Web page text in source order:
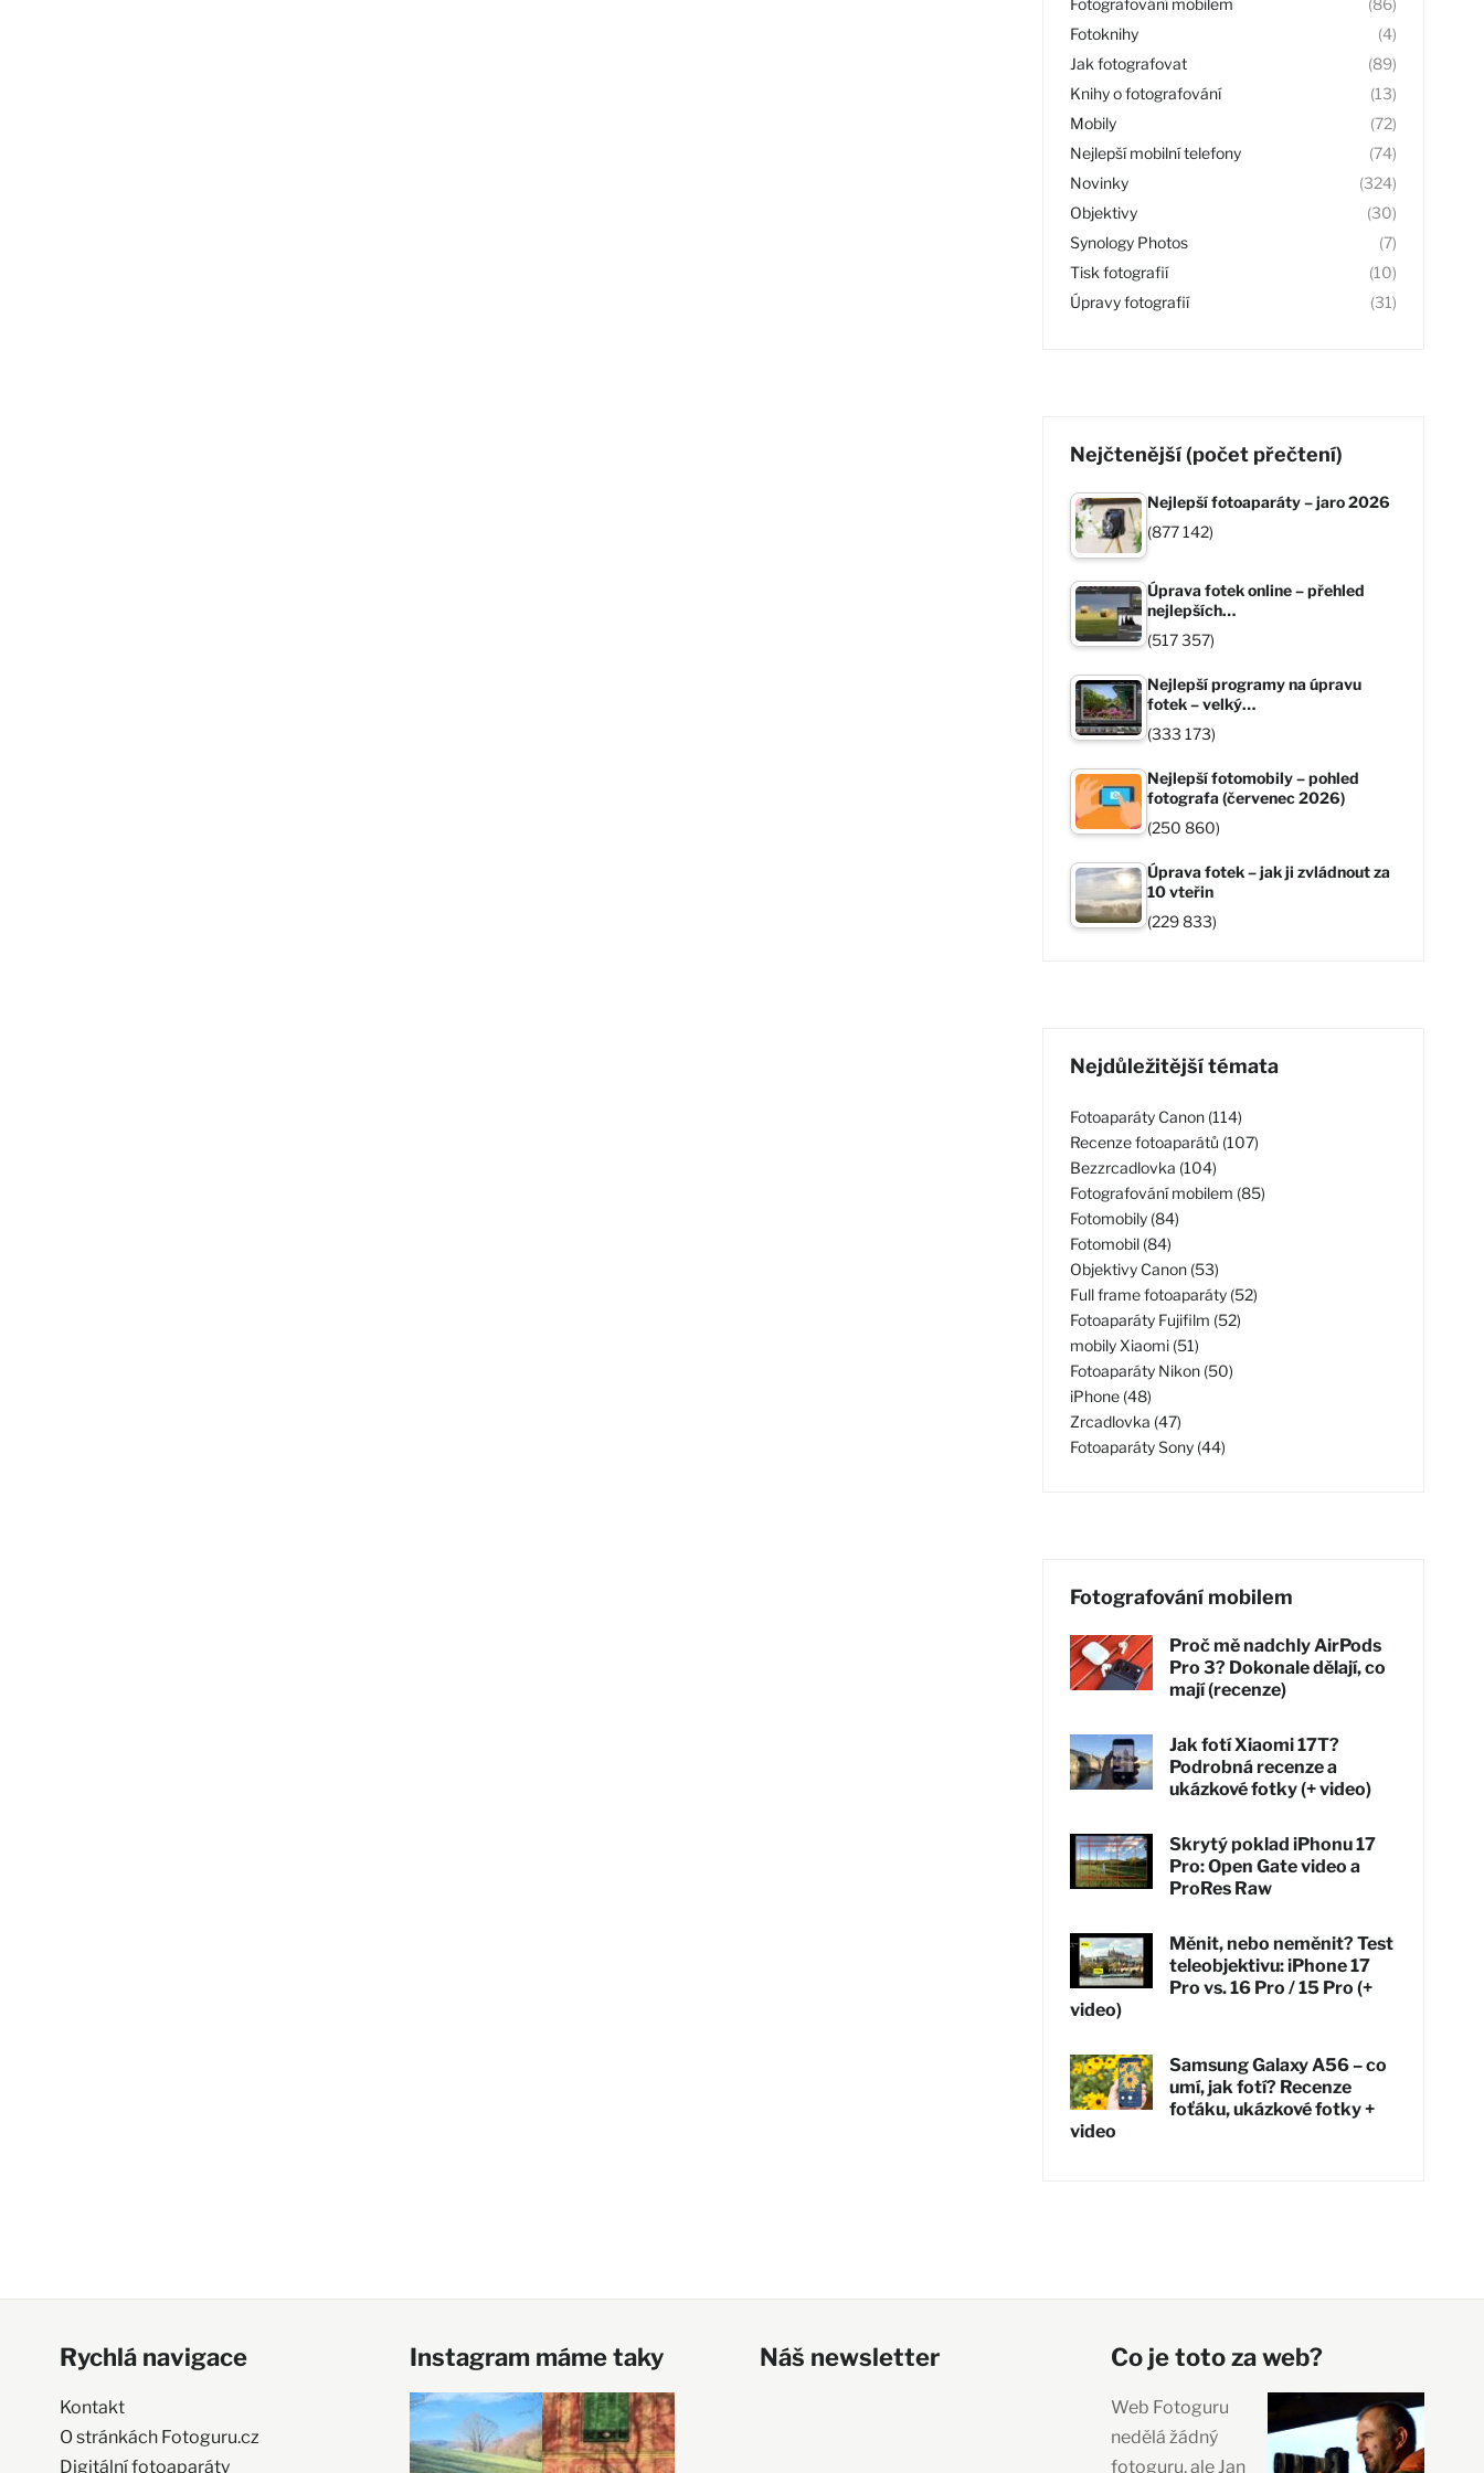
Fotografování mobilem
(86)
Fotoknihy
(4)
Jak fotografovat
(89)
Knihy o fotografování
(13)
Mobily
(72)
Nejlepší mobilní telefony
(74)
Novinky
(324)
Objektivy
(30)
Synology Photos
(7)
Tisk fotografií
(10)
Úpravy fotografií
(31)
Nejčtenější (počet přečtení)
Nejlepší fotoaparáty – jaro 2026
(877 142)
Úprava fotek online – přehled
nejlepších…
(517 357)
Nejlepší programy na úpravu
fotek – velký…
(333 173)
Nejlepší fotomobily – pohled
fotografa (červenec 2026)
(250 860)
Úprava fotek – jak ji zvládnout za
10 vteřin
(229 833)
Nejdůležitější témata
Fotoaparáty Canon (114)
Recenze fotoaparátů (107)
Bezzrcadlovka (104)
Fotografování mobilem (85)
Fotomobily (84)
Fotomobil (84)
Objektivy Canon (53)
Full frame fotoaparáty (52)
Fotoaparáty Fujifilm (52)
mobily Xiaomi (51)
Fotoaparáty Nikon (50)
iPhone (48)
Zrcadlovka (47)
Fotoaparáty Sony (44)
Fotografování mobilem
Proč mě nadchly AirPods
Pro 3? Dokonale dělají, co
mají (recenze)
Jak fotí Xiaomi 17T?
Podrobná recenze a
ukázkové fotky (+ video)
Skrytý poklad iPhonu 17
Pro: Open Gate video a
ProRes Raw
Měnit, nebo neměnit? Test
teleobjektivu: iPhone 17
Pro vs. 16 Pro / 15 Pro (+
video)
Samsung Galaxy A56 – co
umí, jak fotí? Recenze
foťáku, ukázkové fotky +
video
Rychlá navigace
Kontakt
O stránkách Fotoguru.cz
Digitální fotoaparáty
Instagram máme taky Náš newsletter Co je toto za web?
Web Fotoguru
nedělá žádný
fotoguru, ale Jan